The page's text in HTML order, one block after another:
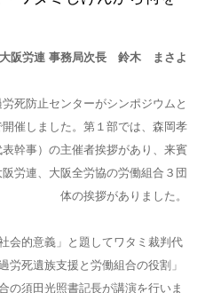
大阪労連 事務局次長 鈴木 まさよ
死防止センターがシンポジウムと
催しました。第１部では、森岡孝
幹事）の主催者挨拶があり、来賓
労連、大阪全労協の労働組合３団
体の挨拶がありました。
会的意義」と題してワタミ裁判代
労死遺族支援と労働組合の役割」
の須田光照書記長が講演を行いま